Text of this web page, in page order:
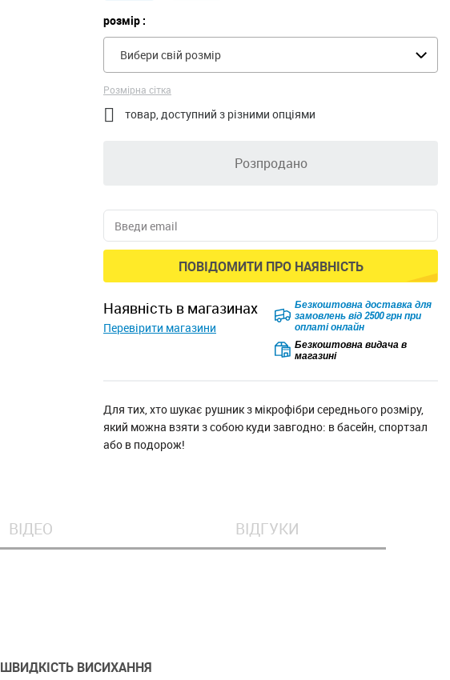
розмір :
Вибери свій розмір
Розмірна сітка
 товар, доступний з різними опціями
Розпродано
ПОВІДОМИТИ ПРО НАЯВНІСТЬ
наявність в магазинах
Перевірити магазини
Безкоштовна доставка для
замовлень від 2500 грн при
оплаті онлайн
Безкоштовна видача в
магазині
Для тих, хто шукає рушник з мікрофібри середнього розміру,
який можна взяти з собою куди завгодно: в басейн, спортзал
або в подорож!
ВІДЕО ВІДГУКИ
ШВИДКІСТЬ ВИСИХАННЯ